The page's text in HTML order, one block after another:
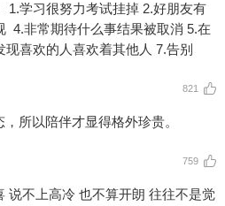
1.学习很努力考试挂掉 2.好朋友有
4.非常期待什么事结果被取消 5.在
喜欢的人喜欢着其他人 7.告别
821
所以陪伴才显得格外珍贵。
759
说不上高冷 也不算开朗 往往不是觉